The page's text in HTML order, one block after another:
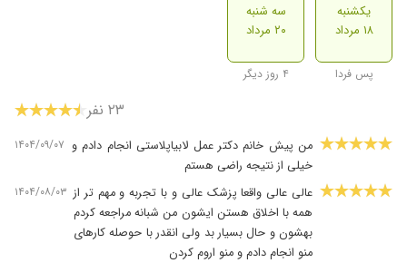
یکشنبه
۱۸ مرداد
پس فردا
سه شنبه
۲۰ مرداد
۴ روز دیگر
۲۳ نفر
من پیش خانم دکتر عمل لابیاپلاستی انجام دادم و
خیلی از نتیجه راضی هستم
۱۴۰۴/۰۹/۰۷
عالی عالی واقعا پزشک عالی و با تجربه و مهم تر از
همه با اخلاق هستن ایشون من شبانه مراجعه کردم
بهشون و حال بسیار بد ولی انقدر با حوصله کارهای
منو انجام دادم و منو اروم کردن
۱۴۰۴/۰۸/۰۳